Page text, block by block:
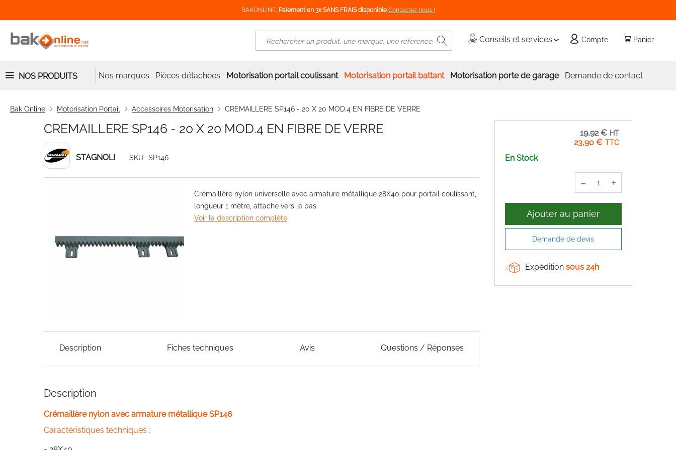
BAKONLINE, Paiement en 3x SANS FRAIS disponible Contactez nous !
Panier
Conseils et services Compte
Rechercher
NOS PRODUITS Nos marques Pièces détachées Motorisation portail coulissant Motorisation portail battant Motorisation porte de garage Demande de contact
Bak Online Motorisation Portail Accessoires Motorisation CREMAILLERE SP146 - 20 X 20 MOD.4 EN FIBRE DE VERRE
CREMAILLERE SP146 - 20 X 20 MOD.4 EN FIBRE DE VERRE
STAGNOLI SKU SP146
the
images
the
images
gallery
Crémaillère nylon universelle avec armature métallique 28X40 pour portail coulissant,
longueur 1 mètre, attache vers le bas.
Voir la description complète
Description Fiches techniques Avis Questions / Réponses
Description
Crémaillère nylon avec armature métallique SP146
Caractéristiques techniques :
23,90 €
19,92 €
En Stock
- +
Ajouter au panier
Demande de devis
Expédition sous 24h